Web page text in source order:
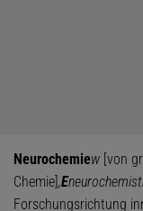
Neurochemiew [von
Chemie],E
Forschungsrichtung